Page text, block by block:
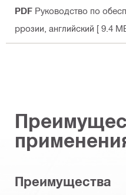
PDF Руководство по
ррозии , английский [ 9.4
Преимущества